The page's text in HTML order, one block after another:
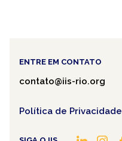
ENTRE EM CONTATO
contato@iis-rio.org
Política de Privacidade